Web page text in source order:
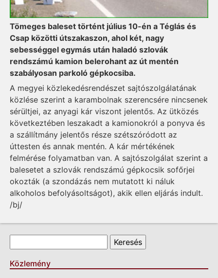
Tömeges baleset történt július 10-én a Téglás és
Csap közötti útszakaszon, ahol két, nagy
sebességgel egymás után haladó szlovák
rendszámú kamion belerohant az út mentén
szabályosan parkoló gépkocsiba.
A megyei közlekedésrendészet sajtószolgálatának
közlése szerint a karambolnak szerencsére nincsenek
sérültjei, az anyagi kár viszont jelentős. Az ütközés
következtében leszakadt a kamionokról a ponyva és
a szállítmány jelentős része szétszóródott az
úttesten és annak mentén. A kár mértékének
felmérése folyamatban van. A sajtószolgálat szerint a
balesetet a szlovák rendszámú gépkocsik sofőrjei
okozták (a szondázás nem mutatott ki náluk
alkoholos befolyásoltságot), akik ellen eljárás indult.
/bj/
Keresés űrlap
Közlemény